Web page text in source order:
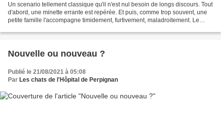
Un scenario tellement classique qu'il n'est nul besoin de longs discours. Tout
d'abord, une minette errante est repérée. Et puis, comme trop souvent, une
petite famille l'accompagne timidement, furtivement, maladroitement. Le
Nouvelle ou nouveau ?
Publié le 21/08/2021 à 05:08
Par Les chats de l'Hôpital de Perpignan